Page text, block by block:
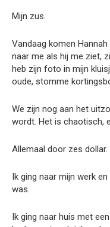
Mijn zus.
Vandaag komen
naar me als hij me ziet,
heb zijn foto in mijn
oude, stomme
We zijn nog aan het
wordt. Het is chaotisch,
Allemaal door zes dollar.
Ik ging naar mijn werk
was.
Ik ging naar huis met